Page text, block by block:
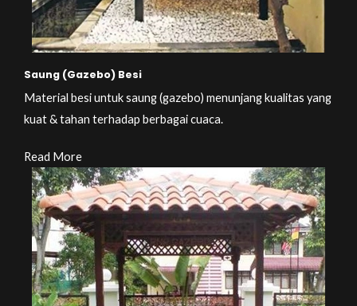
Saung (Gazebo) Besi
Material besi untuk saung (gazebo) menunjang kualitas yang
kuat & tahan terhadap berbagai cuaca.
Read More